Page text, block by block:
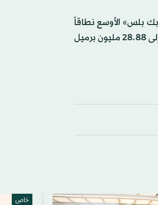
بلس» الأوسع نطاقاً
بخفض الإنتاج لدعم السوق. وقالت أوبك إن إنتاجها من النفط الخام في يناير تراجع 49 ألف برميل يومياً إلى 28.88 مليون برميل
خاص